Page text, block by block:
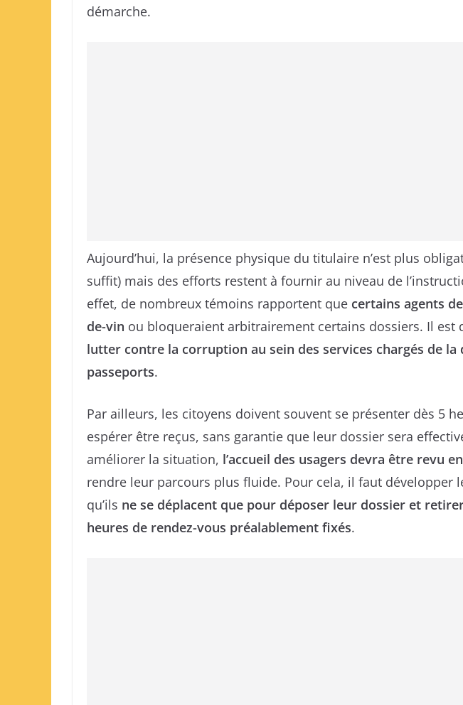
démarche.
Aujourd’hui, la présence physique du titulaire n’est plus
suffit) mais des efforts restent à fournir au niveau de
effet, de nombreux témoins rapportent que certains agents
de-vin ou bloqueraient arbitrairement certains dossiers. Il est
lutter contre la corruption au sein des services chargés de la
passeports.
Par ailleurs, les citoyens doivent souvent se présenter dès 5
espérer être reçus, sans garantie que leur dossier sera
améliorer la situation, l’accueil des usagers devra être revu
rendre leur parcours plus fluide. Pour cela, il faut développer
qu’ils ne se déplacent que pour déposer leur dossier et
heures de rendez-vous préalablement fixés.